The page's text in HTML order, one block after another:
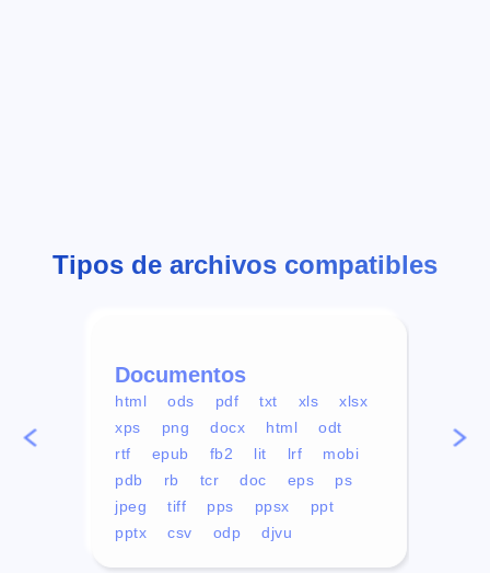
Tipos de archivos compatibles
Documentos
html ods pdf txt xls
xlsx
xps
png docx html
odt
rtf
epub fb2 lit lrf
mobi
pdb
rb tcr doc eps
ps
jpeg
tiff pps ppsx
ppt
pptx
csv odp djvu
mp4